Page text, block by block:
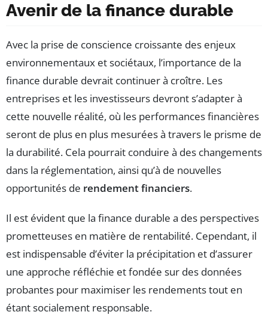
Avenir de la finance durable
Avec la prise de conscience croissante des enjeux
environnementaux et sociétaux, l’importance de la
finance durable devrait continuer à croître. Les
entreprises et les investisseurs devront s’adapter à
cette nouvelle réalité, où les performances financières
seront de plus en plus mesurées à travers le prisme de
la durabilité. Cela pourrait conduire à des changements
dans la réglementation, ainsi qu’à de nouvelles
opportunités de rendement financiers.
Il est évident que la finance durable a des perspectives
prometteuses en matière de rentabilité. Cependant, il
est indispensable d’éviter la précipitation et d’assurer
une approche réfléchie et fondée sur des données
probantes pour maximiser les rendements tout en
étant socialement responsable.